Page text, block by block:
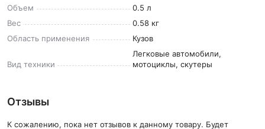
Объем
0.5 л
Вес
0.58 кг
Область применения Кузов
Вид техники
Легковые автомобили,
мотоциклы, скутеры
Отзывы
К сожалению, пока нет отзывов к данному товару. Будет